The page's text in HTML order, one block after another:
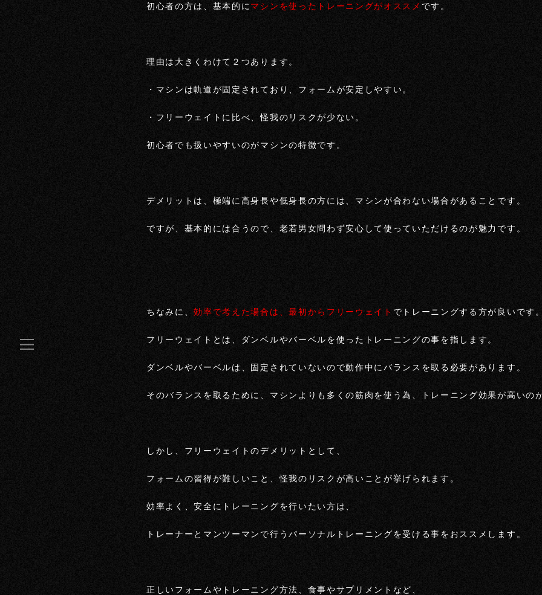
初心者の方は、基本的に マシンを使ったトレーニングがオススメ です。
理由は大きくわけて２つあります。
・マシンは軌道が固定されており、フォームが安定しやすい。
・フリーウェイトに比べ、怪我のリスクが少ない。
初心者でも扱いやすいのがマシンの特徴です。
デメリットは、極端に高身長や低身長の方には、マシンが合わない場合があることです。
ですが、基本的には合うので、老若男女問わず安心して使っていただけるのが魅力です。
ちなみに、効率で考えた場合は、最初からフリーウェイト でトレーニングする方が良いです
フリーウェイトとは、ダンベルやバーベルを使ったトレーニングの事を指します。
ダンベルやバーベルは、固定されていないので動作中にバランスを取る必要があります。
そのバランスを取るために、マシンよりも多くの筋肉を使う為、トレーニング効果が高いの
しかし、フリーウェイトのデメリットとして、
フォームの習得が難しいこと、怪我のリスクが高いことが挙げられます。
効率よく、安全にトレーニングを行いたい方は、
トレーナーとマンツーマンで行うパーソナルトレーニングを受ける事をおススメします。
正しいフォームやトレーニング方法、食事やサプリメントなど、